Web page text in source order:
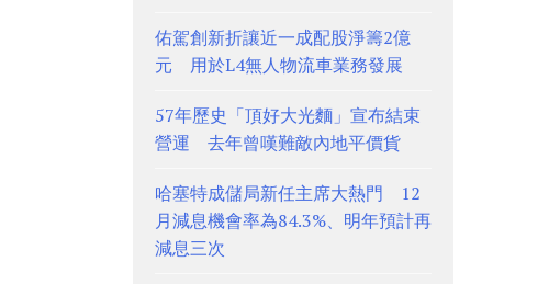
佑駕創新折讓近一成配股淨籌2億
元 用於L4無人物流車業務發展
57年歷史「頂好大光麵」宣布結束
營運 去年曾嘆難敵內地平價貨
哈塞特成儲局新任主席大熱門 12
月減息機會率為84.3%、明年預計再
減息三次